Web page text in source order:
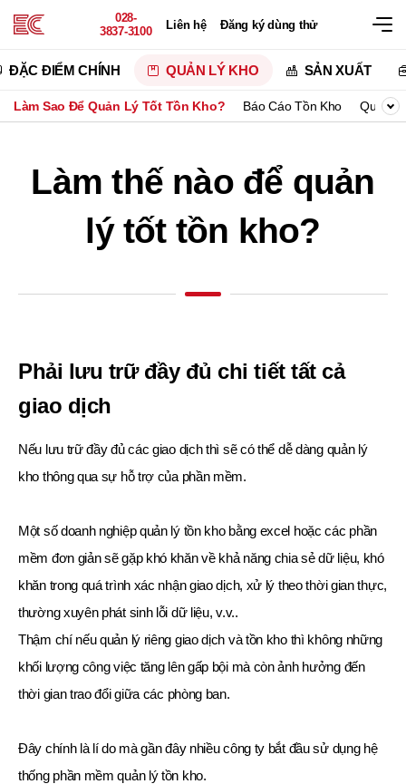
028-
3837-3100
Liên hệ Đăng ký dùng thử
ĐẶC ĐIỂM CHÍNH QUẢN LÝ KHO SẢN XUẤT
Làm Sao Để Quản Lý Tốt Tồn Kho? Báo Cáo Tồn Kho Quản
Làm thế nào để quản
lý tốt tồn kho?
Phải lưu trữ đầy đủ chi tiết tất cả
giao dịch
Nếu lưu trữ đầy đủ các giao dịch thì sẽ có thể dễ dàng quản lý
kho thông qua sự hỗ trợ của phần mềm.
Một số doanh nghiệp quản lý tồn kho bằng excel hoặc các phần
mềm đơn giản sẽ gặp khó khăn về khả năng chia sẻ dữ liệu, khó
khăn trong quá trình xác nhận giao dịch, xử lý theo thời gian thực,
thường xuyên phát sinh lỗi dữ liệu, v.v..
Thậm chí nếu quản lý riêng giao dịch và tồn kho thì không những
khối lượng công việc tăng lên gấp bội mà còn ảnh hưởng đến
thời gian trao đổi giữa các phòng ban.
Đây chính là lí do mà gần đây nhiều công ty bắt đầu sử dụng hệ
thống phần mềm quản lý tồn kho.